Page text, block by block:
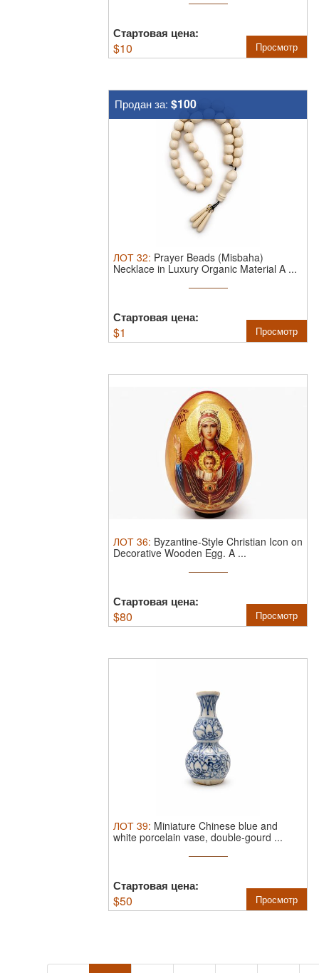
Стартовая цена:
$10 Просмотр
Продан за: $100
ЛОТ 32: Prayer Beads (Misbaha)
Necklace in Luxury Organic Material A ...
Стартовая цена:
$1 Просмотр
ЛОТ 36: Byzantine-Style Christian Icon on
Decorative Wooden Egg. A ...
Стартовая цена:
$80 Просмотр
ЛОТ 39: Miniature Chinese blue and
white porcelain vase, double-gourd ...
Стартовая цена:
$50 Просмотр